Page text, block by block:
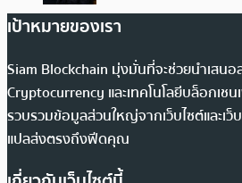
เป้าหมายของเรา
Siam Blockchain มุ่งมั่นที่จะช่วยนำเสนอ
Cryptocurrency และเทคโนโลยีบล็อกเช
รวบรวมข้อมูลส่วนใหญ่จากเว็บไซต์และเว็
แปลส่งตรงถึงฟีดคุณ